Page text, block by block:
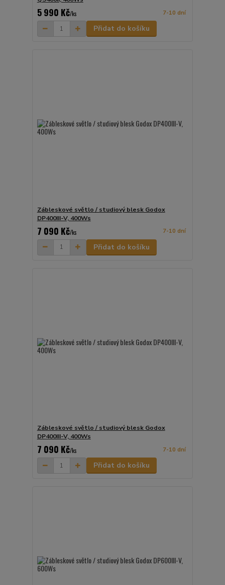
5 990 Kč/ks 7-10 dní
Přidat do košíku
Zábleskové světlo / studiový blesk Godox
DP400III-V, 400Ws
7 090 Kč/ks 7-10 dní
Přidat do košíku
Zábleskové světlo / studiový blesk Godox
DP400III-V, 400Ws
7 090 Kč/ks 7-10 dní
Přidat do košíku